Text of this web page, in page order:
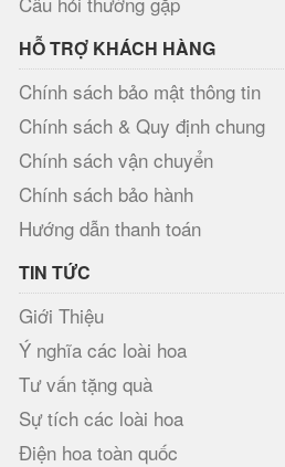
HỖ TRỢ KHÁCH HÀNG
Chính sách bảo mật thông tin
Chính sách & Quy định chung
Chính sách vận chuyển
Chính sách bảo hành
Hướng dẫn thanh toán
TIN TỨC
Giới Thiệu
Ý nghĩa các loài hoa
Tư vấn tặng quà
Sự tích các loài hoa
Điện hoa toàn quốc